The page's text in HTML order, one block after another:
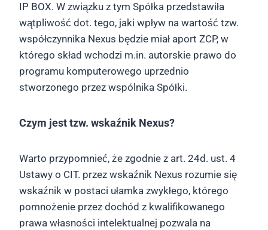
IP BOX. W związku z tym Spółka przedstawiła
wątpliwość dot. tego, jaki wpływ na wartość tzw.
współczynnika Nexus będzie miał aport ZCP, w
którego skład wchodzi m.in. autorskie prawo do
programu komputerowego uprzednio
stworzonego przez wspólnika Spółki.
Czym jest tzw. wskaźnik Nexus?
Warto przypomnieć, że zgodnie z art. 24d. ust. 4
Ustawy o CIT. przez wskaźnik Nexus rozumie się
wskaźnik w postaci ułamka zwykłego, którego
pomnożenie przez dochód z kwalifikowanego
prawa własności intelektualnej pozwala na